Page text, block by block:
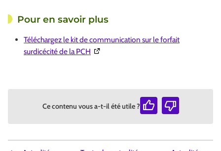
Pour en savoir plus
Téléchargez le kit de communication sur le forfait
surdicécité de la PCH (Ouverture dans une nouvelle fenêtre)
Ce contenu vous a-t-il été utile ?